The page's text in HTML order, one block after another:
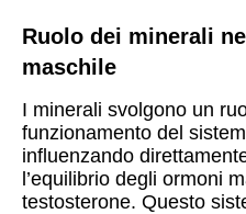
Ruolo dei minerali
maschile
I minerali svolgono un
funzionamento del
influenzando
l’equilibrio degli ormoni
testosterone. Questo